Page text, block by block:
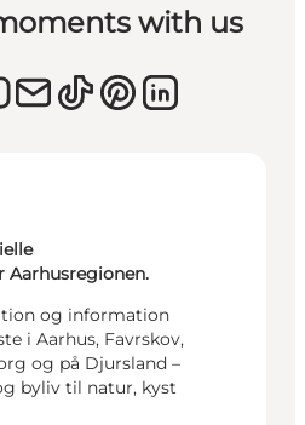
with us
og information
i Aarhus, Favrskov,
og på Djursland –
byliv til natur, kyst